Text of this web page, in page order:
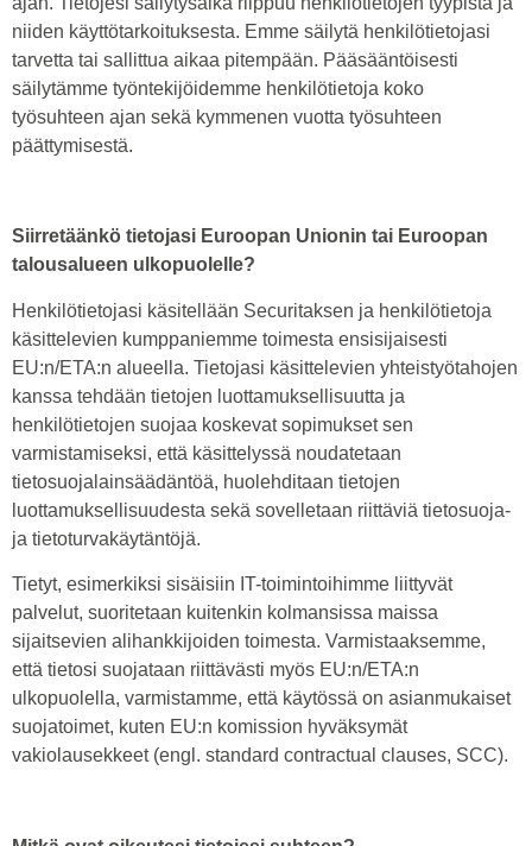
niiden käyttötarkoituksesta. Emme säilytä henkilötietojasi
tarvetta tai sallittua aikaa pitempään. Pääsääntöisesti
säilytämme työntekijöidemme henkilötietoja koko
työsuhteen ajan sekä kymmenen vuotta työsuhteen
päättymisestä.
Siirretäänkö tietojasi Euroopan Unionin tai Euroopan
talousalueen ulkopuolelle?
Henkilötietojasi käsitellään Securitaksen ja henkilötietoja
käsittelevien kumppaniemme toimesta ensisijaisesti
EU:n/ETA:n alueella. Tietojasi käsittelevien yhteistyötahojen
kanssa tehdään tietojen luottamuksellisuutta ja
henkilötietojen suojaa koskevat sopimukset sen
varmistamiseksi, että käsittelyssä noudatetaan
tietosuojalainsäädäntöä, huolehditaan tietojen
luottamuksellisuudesta sekä sovelletaan riittäviä tietosuoja-
ja tietoturvakäytäntöjä.
Tietyt, esimerkiksi sisäisiin IT-toimintoihimme liittyvät
palvelut, suoritetaan kuitenkin kolmansissa maissa
sijaitsevien alihankkijoiden toimesta. Varmistaaksemme,
että tietosi suojataan riittävästi myös EU:n/ETA:n
ulkopuolella, varmistamme, että käytössä on asianmukaiset
suojatoimet, kuten EU:n komission hyväksymät
vakiolausekkeet (engl. standard contractual clauses, SCC).